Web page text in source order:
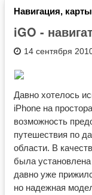
Навигация,
iGO -
14 сентября
Давно хотелось
iPhone на
возможность
путешествия по
области. В
была
давно уже
но надежная